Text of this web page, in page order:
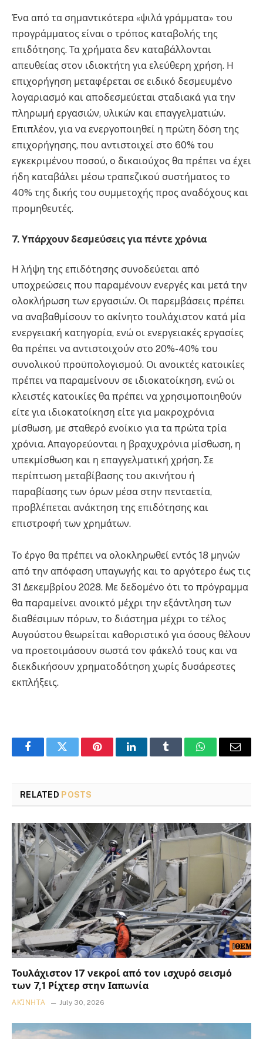
Ένα από τα σημαντικότερα «ψιλά γράμματα» του
προγράμματος είναι ο τρόπος καταβολής της
επιδότησης. Τα χρήματα δεν καταβάλλονται
απευθείας στον ιδιοκτήτη για ελεύθερη χρήση. Η
επιχορήγηση μεταφέρεται σε ειδικό δεσμευμένο
λογαριασμό και αποδεσμεύεται σταδιακά για την
πληρωμή εργασιών, υλικών και επαγγελματιών.
Επιπλέον, για να ενεργοποιηθεί η πρώτη δόση της
επιχορήγησης, που αντιστοιχεί στο 60% του
εγκεκριμένου ποσού, ο δικαιούχος θα πρέπει να έχει
ήδη καταβάλει μέσω τραπεζικού συστήματος το
40% της δικής του συμμετοχής προς αναδόχους και
προμηθευτές.
7. Υπάρχουν δεσμεύσεις για πέντε χρόνια
Η λήψη της επιδότησης συνοδεύεται από
υποχρεώσεις που παραμένουν ενεργές και μετά την
ολοκλήρωση των εργασιών. Οι παρεμβάσεις πρέπει
να αναβαθμίσουν το ακίνητο τουλάχιστον κατά μία
ενεργειακή κατηγορία, ενώ οι ενεργειακές εργασίες
θα πρέπει να αντιστοιχούν στο 20%-40% του
συνολικού προϋπολογισμού. Οι ανοικτές κατοικίες
πρέπει να παραμείνουν σε ιδιοκατοίκηση, ενώ οι
κλειστές κατοικίες θα πρέπει να χρησιμοποιηθούν
είτε για ιδιοκατοίκηση είτε για μακροχρόνια
μίσθωση, με σταθερό ενοίκιο για τα πρώτα τρία
χρόνια. Απαγορεύονται η βραχυχρόνια μίσθωση, η
υπεκμίσθωση και η επαγγελματική χρήση. Σε
περίπτωση μεταβίβασης του ακινήτου ή
παραβίασης των όρων μέσα στην πενταετία,
προβλέπεται ανάκτηση της επιδότησης και
επιστροφή των χρημάτων.
Το έργο θα πρέπει να ολοκληρωθεί εντός 18 μηνών
από την απόφαση υπαγωγής και το αργότερο έως τις
31 Δεκεμβρίου 2028. Με δεδομένο ότι το πρόγραμμα
θα παραμείνει ανοικτό μέχρι την εξάντληση των
διαθέσιμων πόρων, το διάστημα μέχρι το τέλος
Αυγούστου θεωρείται καθοριστικό για όσους θέλουν
να προετοιμάσουν σωστά τον φάκελό τους και να
διεκδικήσουν χρηματοδότηση χωρίς δυσάρεστες
εκπλήξεις.
FacebookTwitter PinterestLinkedInTumblr WhatsAppEmail
RELATED POSTS
Τουλάχιστον 17 νεκροί από τον ισχυρό σεισμό
των 7,1 Ρίχτερ στην Ιαπωνία
ΑΚΊΝΗΤΑ July 30, 2026